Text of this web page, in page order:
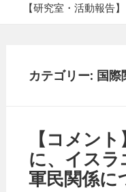
【研究室・活動報告】
カテゴリー: 国際
【コメン
に、イスラ
軍民関係に